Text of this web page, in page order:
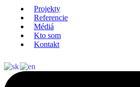
Projekty
Referencie
Médiá
Kto som
Kontakt